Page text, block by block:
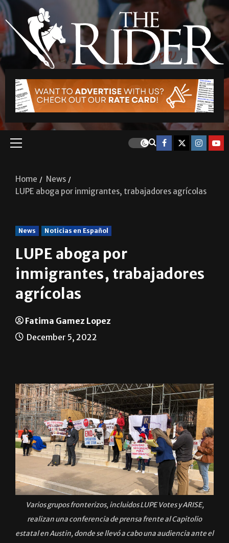
Home
News
LUPE aboga por inmigrantes, trabajadores agrícolas
News Noticias en Español
LUPE aboga por
inmigrantes, trabajadores
agrícolas
Fatima Gamez Lopez
December 5, 2022
Varios grupos fronterizos, incluidos LUPE Votes y ARISE,
realizan una conferencia de prensa frente al Capitolio
estatal en Austin, donde se llevó a cabo una audiencia ante el